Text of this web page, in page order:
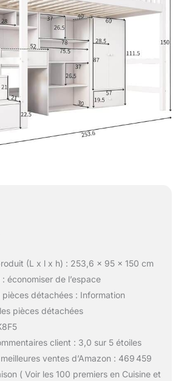
(L x l x h) : 253,6 x 95 x 150 cm
économiser de l’espace
détachées : Information
pièces détachées
client : 3,0 sur 5 étoiles
ventes d’Amazon : 469 459
( Voir les 100 premiers en Cuisine et